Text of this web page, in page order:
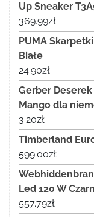
Up Sneaker
369.99zł
PUMA
Białe
24.90zł
Gerber
Mango dla
3.20zł
Timberland
599.00zł
Led 120 W
557.79zł